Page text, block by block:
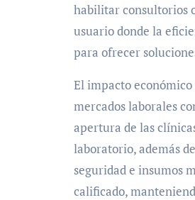
habilitar consultorios
usuario donde la
para ofrecer
El impacto
mercados laborales
apertura de las
laboratorio, además
seguridad e insumos
calificado,